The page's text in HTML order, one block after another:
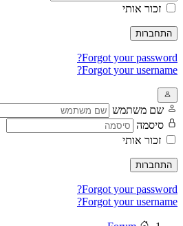
זכור אותי
התחברות
Forgot your password?
Forgot your username?
שם משתמש
סיסמה
זכור אותי
התחברות
Forgot your password?
Forgot your username?